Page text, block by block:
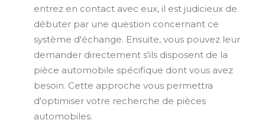
entrez en contact avec eux, il est judicieux de
débuter par une question concernant ce
système d'échange. Ensuite, vous pouvez leur
demander directement s'ils disposent de la
pièce automobile spécifique dont vous avez
besoin. Cette approche vous permettra
d'optimiser votre recherche de pièces
automobiles.